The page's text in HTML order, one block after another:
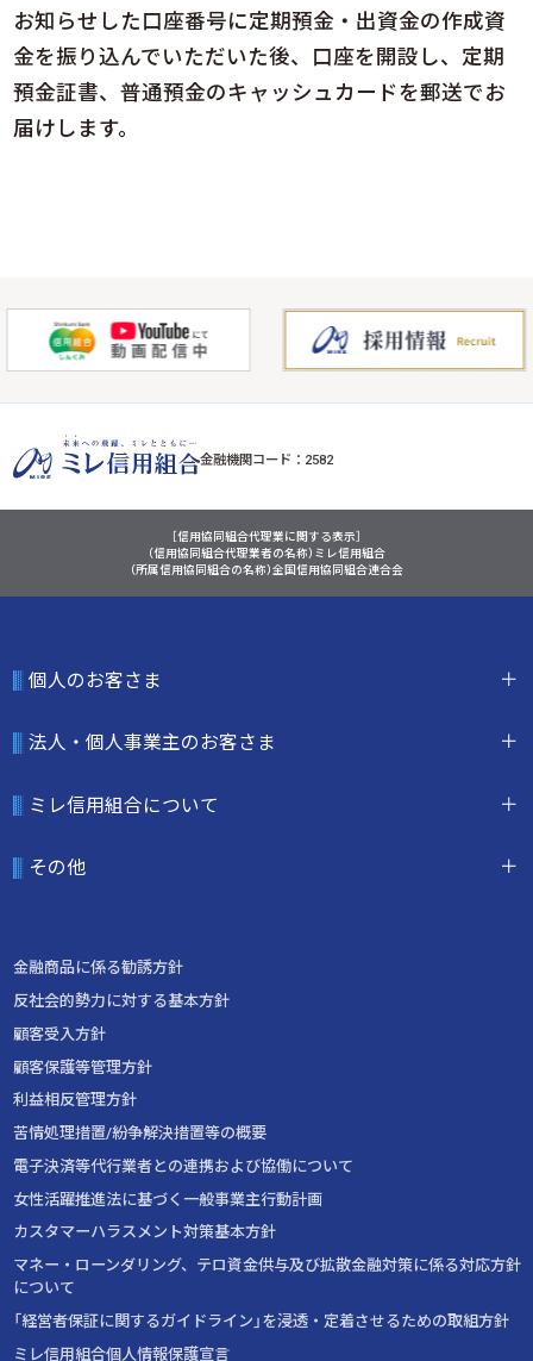
お知らせした口座番号に定期預金・出資金の作成資
金を振り込んでいただいた後、口座を開設し、定期
預金証書、普通預金のキャッシュカードを郵送でお
届けします。
金融機関コード：2582
［信用協同組合代理業に関する表示］
（信用協同組合代理業者の名称）ミレ信用組合
（所属信用協同組合の名称）全国信用協同組合連合会
個人のお客さま
法人・個人事業主のお客さま
ミレ信用組合について
その他
金融商品に係る勧誘方針
反社会的勢力に対する基本方針
顧客受入方針
顧客保護等管理方針
利益相反管理方針
苦情処理措置/紛争解決措置等の概要
電子決済等代行業者との連携および協働について
女性活躍推進法に基づく一般事業主行動計画
カスタマーハラスメント対策基本方針
マネー・ローンダリング、テロ資金供与及び拡散金融対策に係る対応方針
について
「経営者保証に関するガイドライン」を浸透・定着させるための取組方針
ミレ信用組合個人情報保護宣言